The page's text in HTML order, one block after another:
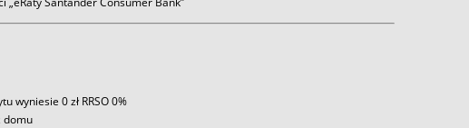
wyniesie 0 zł RRSO 0%
domu